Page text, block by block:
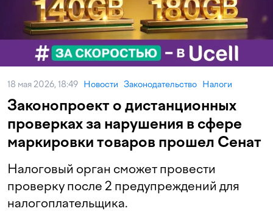
18 мая 2026, 18:49 Новости Законодательство Налоги
Законопроект о дистанционных
проверках за нарушения в сфере
маркировки товаров прошел Сенат
Налоговый орган сможет провести
проверку после 2 предупреждений для
налогоплательщика.